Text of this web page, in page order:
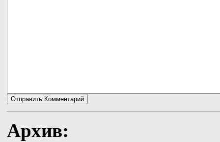
Архив: